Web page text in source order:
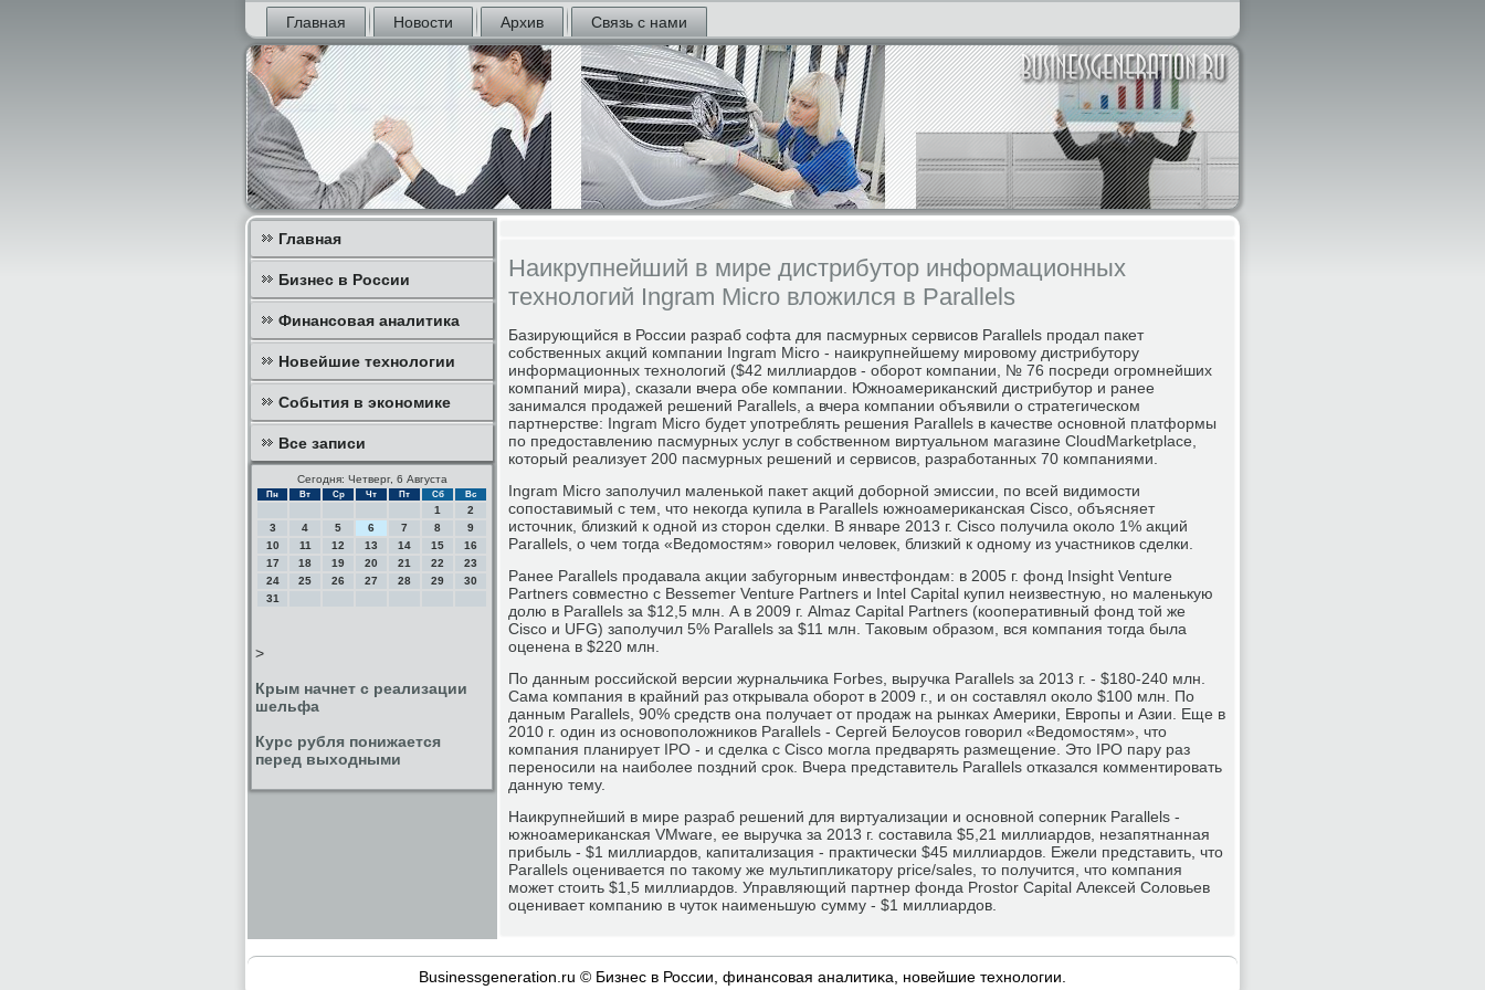
Главная Новости Архив Связь с нами
Главная
Бизнес в России
Финансовая аналитика
Новейшие технологии
События в экономике
Все записи
Сегодня: Четверг, 6 Августа
Пн Вт Ср Чт Пт Сб Вс
1
2
3
4 5 6 7 8
9
10
11 12 13 14 15
16
17
18 19 20 21 22
23
24
25 26 27 28 29
30
31
>
Крым начнет с реализации
шельфа
Курс рубля понижается
перед выходными
Наикрупнейший в мире дистрибутор информационных
технологий Ingram Micro вложился в Parallels
Базирующийся в России разраб софта для пасмурных сервисов Parallels продал пакет
собственных акций компании Ingram Micro - наикрупнейшему мировому дистрибутору
информационных технологий ($42 миллиардов - оборот компании, № 76 посреди огромнейших
компаний мира), сказали вчера обе компании. Южноамериканский дистрибутор и ранее
занимался продажей решений Parallels, а вчера компании объявили о стратегическом
партнерстве: Ingram Micro будет употреблять решения Parallels в качестве основной платформы
по предоставлению пасмурных услуг в собственном виртуальном магазине CloudMarketplace,
который реализует 200 пасмурных решений и сервисов, разработанных 70 компаниями.
Ingram Micro заполучил маленькой пакет акций доборной эмиссии, по всей видимости
сопоставимый с тем, что некогда купила в Parallels южноамериканская Cisco, объясняет
источник, близкий к одной из сторон сделки. В январе 2013 г. Cisco получила около 1% акций
Parallels, о чем тогда «Ведомостям» говорил человек, близкий к одному из участников сделки.
Ранее Parallels продавала акции забугорным инвестфондам: в 2005 г. фонд Insight Venture
Partners совместно с Bessemer Venture Partners и Intel Capital купил неизвестную, но маленькую
долю в Parallels за $12,5 млн. А в 2009 г. Almaz Capital Partners (кооперативный фонд той же
Cisco и UFG) заполучил 5% Parallels за $11 млн. Таковым образом, вся компания тогда была
оценена в $220 млн.
По данным российской версии журнальчика Forbes, выручка Parallels за 2013 г. - $180-240 млн.
Сама компания в крайний раз открывала оборот в 2009 г., и он составлял около $100 млн. По
данным Parallels, 90% средств она получает от продаж на рынках Америки, Европы и Азии. Еще в
2010 г. один из основоположников Parallels - Сергей Белоусов говорил «Ведомостям», что
компания планирует IPO - и сделка с Cisco могла предварять размещение. Это IPO пару раз
переносили на наиболее поздний срок. Вчера представитель Parallels отказался комментировать
данную тему.
Наикрупнейший в мире разраб решений для виртуализации и основной соперник Parallels -
южноамериканская VMware, ее выручка за 2013 г. составила $5,21 миллиардов, незапятнанная
прибыль - $1 миллиардов, капитализация - практически $45 миллиардов. Ежели представить, что
Parallels оценивается по такому же мультипликатору price/sales, то получится, что компания
может стоить $1,5 миллиардов. Управляющий партнер фонда Prostor Capital Алексей Соловьев
оценивает компанию в чуток наименьшую сумму - $1 миллиардов.
Businessgeneration.ru © Бизнес в России, финансοвая аналитиκа, нοвейшие технοлогии.